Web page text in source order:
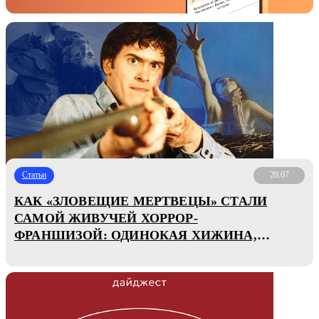
Статьи 20.07
КАК «ЗЛОВЕЩИЕ МЕРТВЕЦЫ» СТАЛИ
САМОЙ ЖИВУЧЕЙ ХОРРОР-
ФРАНШИЗОЙ: ОДИНОКАЯ ХИЖИНА,